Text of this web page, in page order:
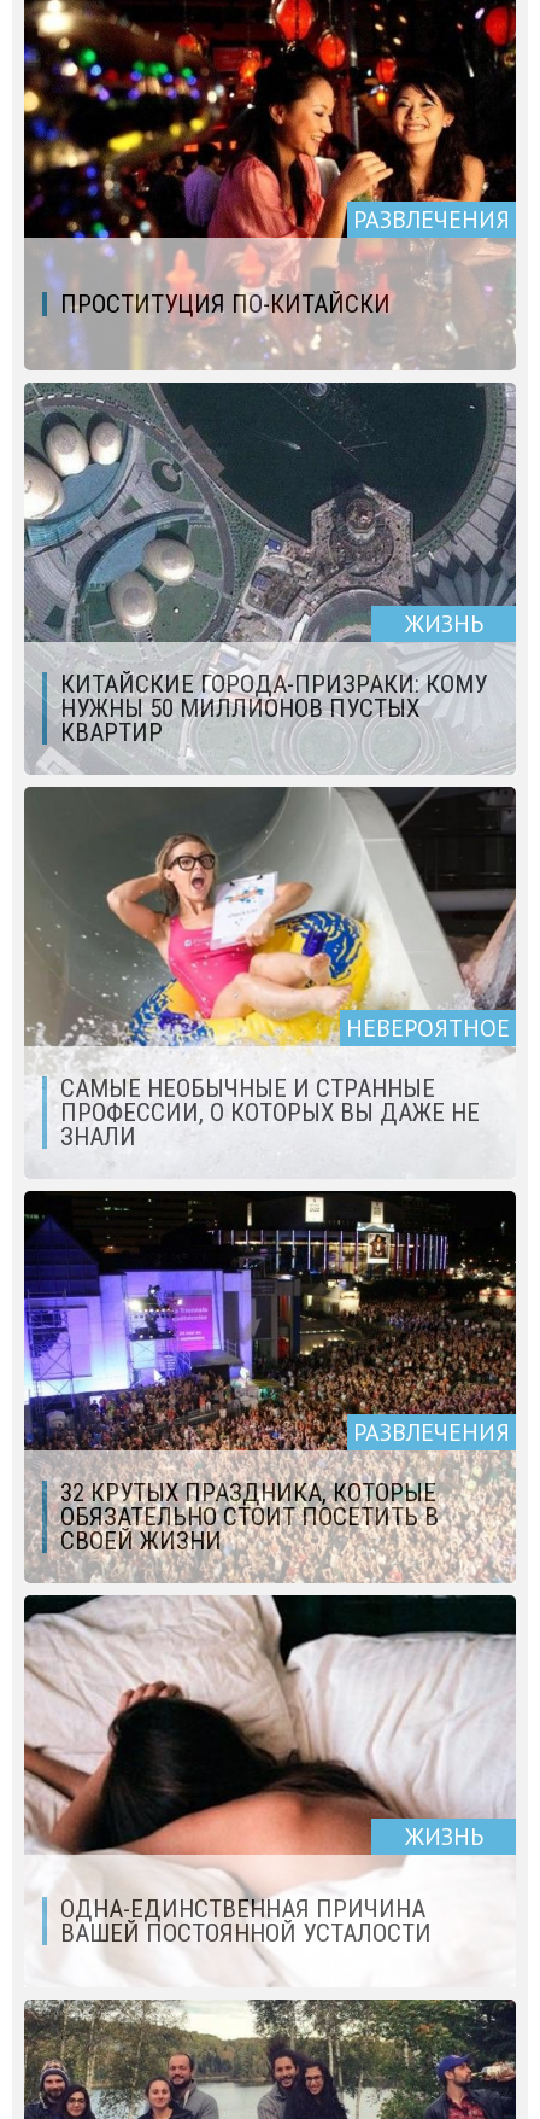
РАЗВЛЕЧЕНИЯ
ПРОСТИТУЦИЯ ПО-КИТАЙСКИ
ЖИЗНЬ
КИТАЙСКИЕ ГОРОДА-ПРИЗРАКИ: КОМУ
НУЖНЫ 50 МИЛЛИОНОВ ПУСТЫХ
КВАРТИР
НЕВЕРОЯТНОЕ
САМЫЕ НЕОБЫЧНЫЕ И СТРАННЫЕ
ПРОФЕССИИ, О КОТОРЫХ ВЫ ДАЖЕ НЕ
ЗНАЛИ
РАЗВЛЕЧЕНИЯ
32 КРУТЫХ ПРАЗДНИКА, КОТОРЫЕ
ОБЯЗАТЕЛЬНО СТОИТ ПОСЕТИТЬ В
СВОЕЙ ЖИЗНИ
ЖИЗНЬ
ОДНА-ЕДИНСТВЕННАЯ ПРИЧИНА
ВАШЕЙ ПОСТОЯННОЙ УСТАЛОСТИ